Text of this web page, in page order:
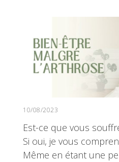
10/08/2023
Est-ce que vous
Si oui, je vous
Même en étant une